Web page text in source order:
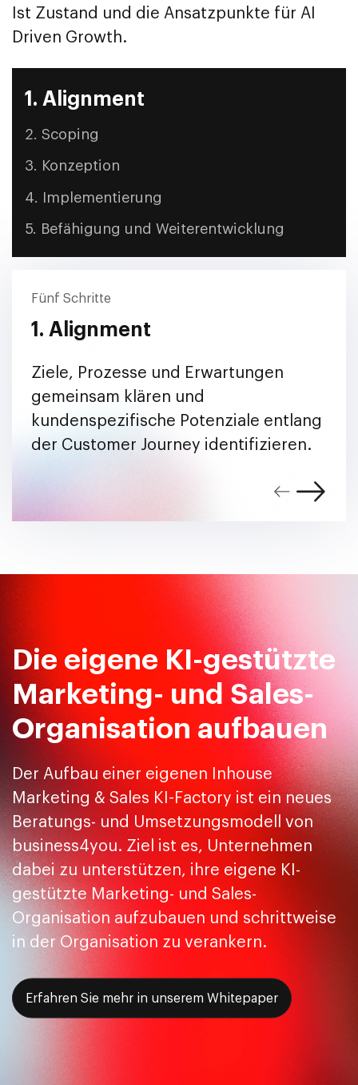
Ist Zustand und die Ansatzpunkte für AI
Driven Growth.
1. Alignment
2. Scoping
3. Konzeption
4. Implementierung
5. Befähigung und Weiterentwicklung
Fünf Schritte
1. Alignment
Ziele, Prozesse und Erwartungen
gemeinsam klären und
kundenspezifische Potenziale entlang
der Customer Journey identifizieren.
Die eigene KI-gestützte
Marketing- und Sales-
Organisation aufbauen
Der Aufbau einer eigenen Inhouse
Marketing & Sales KI-Factory ist ein neues
Beratungs- und Umsetzungsmodell von
business4you. Ziel ist es, Unternehmen
dabei zu unterstützen, ihre eigene KI-
gestützte Marketing- und Sales-
Organisation aufzubauen und schrittweise
in der Organisation zu verankern.
Erfahren Sie mehr in unserem Whitepaper